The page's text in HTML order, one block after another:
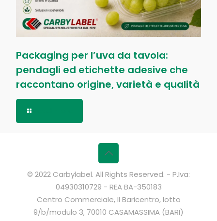
Packaging per l’uva da tavola:
pendagli ed etichette adesive che
raccontano origine, varietà e qualità
© 2022 Carbylabel. All Rights Reserved. - P.Iva:
04930310729 - REA BA-350183
Centro Commerciale, Il Baricentro, lotto
9/b/modulo 3, 70010 CASAMASSIMA (BARI)